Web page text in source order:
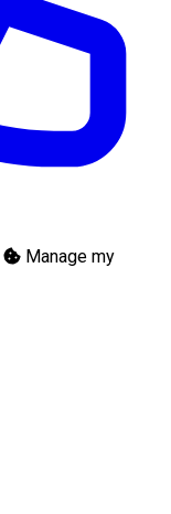
Manage my